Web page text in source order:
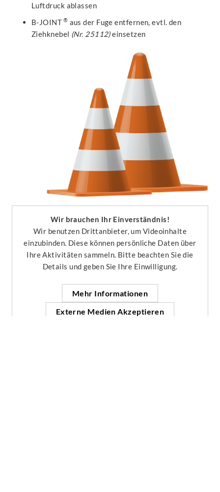
Luftdruck ablassen
B-JOINT ® aus der Fuge entfernen, evtl. den
Ziehknebel (Nr. 25112)einsetzen
Wir brauchen Ihr Einverständnis!
Wir benutzen Drittanbieter, um Videoinhalte
einzubinden. Diese können persönliche Daten über
Ihre Aktivitäten sammeln. Bitte beachten Sie die
Details und geben Sie Ihre Einwilligung.
Mehr Informationen
Externe Medien Akzeptieren